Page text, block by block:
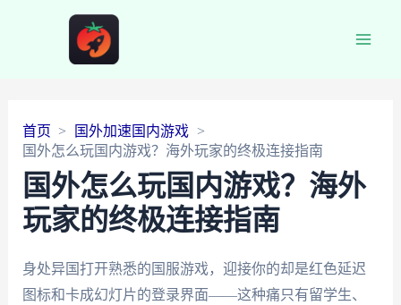
首页
国外加速国内游戏
国外怎么玩国内游戏？海外玩家的终极连接指南
国外怎么玩国内游戏？海外
玩家的终极连接指南
身处异国打开熟悉的国服游戏，迎接你的却是红色延迟
图标和卡成幻灯片的登录界面——这种痛只有留学生、